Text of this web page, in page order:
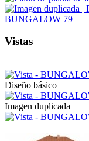
Vistas
Diseño básico
Imagen duplicada